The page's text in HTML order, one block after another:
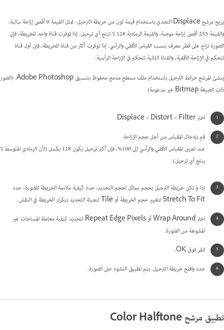
يزيح مرشح Displace التحدي باستخدام قيمة لون من خريطة الترحيل- تمثل القيمة 0 أقصى إزاحة سالبة،
والقيمة 255 أقصى إزاحة موجبة، والقيمة الرمادية 128 لا تنتج أي ترحيل. إذا توفرت قناة واحد للخريطة، فإن
الصورة تزاح على قطر معرف بنسب القياس الأفقي والرأسي. إذا توفرت أكثر من قناة للخريطة، فإن أول قناة
تتحكم في الإزاحة الأفقية، والقناة الثانية تتحكم في الإزاحة الرأسية.
ينشئ المرشح خرائط الترحيل باستخدام ملف مسطح مدمج محفوظ بتنسيق Adobe Photoshop. (الصور
ذات الصيغة Bitmap غير مدعومة)
اختر Filter >‏ Distort >‏ Displace.
قم بإدخال المقياس من أجل حجم الإزاحة.
عند تعيين المقياس الأفقي والرأسي إلى 100%، فإن أكبر ترحيل يكون 128 بكسل (لأن الرمادي المتوسط لا
ينتج أي ترحيل).
إذا لم تكن خريطة الترحيل بحجم مماثل لحجم التحديد، حدد كيفية ملاءمة الخريطة للصورة- حدد
Stretch To Fit لتغيير حجم الخريطة أو Tile لتعبئة التحديد بتكرار الخريطة في النقش.
اختر Wrap Around أو Repeat Edge Pixels لتحديد كيفية معاملة المساحات غير
المشوهة من الصورة.
انقر فوق OK.
حدد وافتح خريطة الترحيل. يتم تطبيق التشوه على الصورة.
تطبيق مرشح Color Halftone